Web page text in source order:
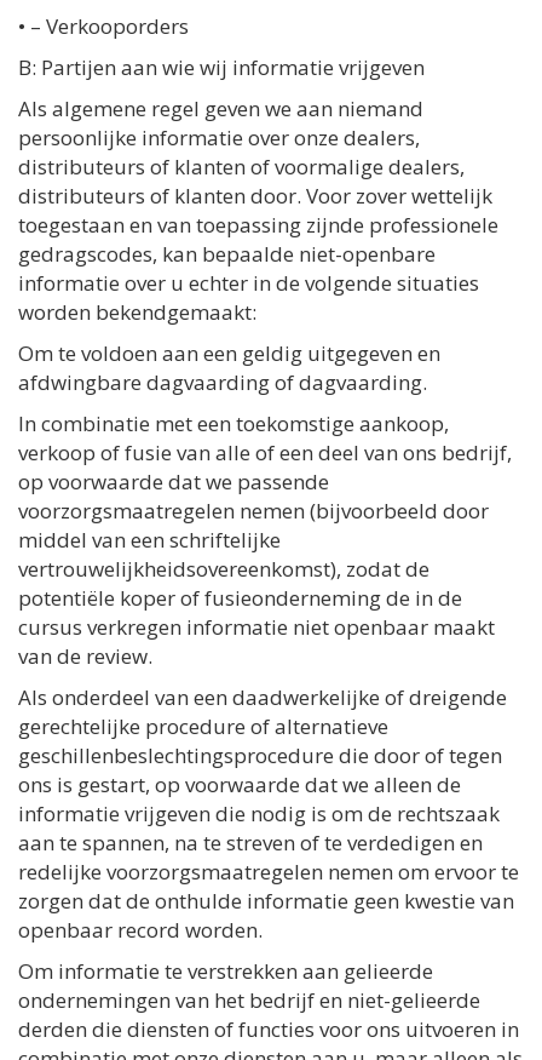
• – Verkooporders
B: Partijen aan wie wij informatie vrijgeven
Als algemene regel geven we aan niemand
persoonlijke informatie over onze dealers,
distributeurs of klanten of voormalige dealers,
distributeurs of klanten door. Voor zover wettelijk
toegestaan ​​en van toepassing zijnde professionele
gedragscodes, kan bepaalde niet-openbare
informatie over u echter in de volgende situaties
worden bekendgemaakt:
Om te voldoen aan een geldig uitgegeven en
afdwingbare dagvaarding of dagvaarding.
In combinatie met een toekomstige aankoop,
verkoop of fusie van alle of een deel van ons bedrijf,
op voorwaarde dat we passende
voorzorgsmaatregelen nemen (bijvoorbeeld door
middel van een schriftelijke
vertrouwelijkheidsovereenkomst), zodat de
potentiële koper of fusieonderneming de in de
cursus verkregen informatie niet openbaar maakt
van de review.
Als onderdeel van een daadwerkelijke of dreigende
gerechtelijke procedure of alternatieve
geschillenbeslechtingsprocedure die door of tegen
ons is gestart, op voorwaarde dat we alleen de
informatie vrijgeven die nodig is om de rechtszaak
aan te spannen, na te streven of te verdedigen en
redelijke voorzorgsmaatregelen nemen om ervoor te
zorgen dat de onthulde informatie geen kwestie van
openbaar record worden.
Om informatie te verstrekken aan gelieerde
ondernemingen van het bedrijf en niet-gelieerde
derden die diensten of functies voor ons uitvoeren in